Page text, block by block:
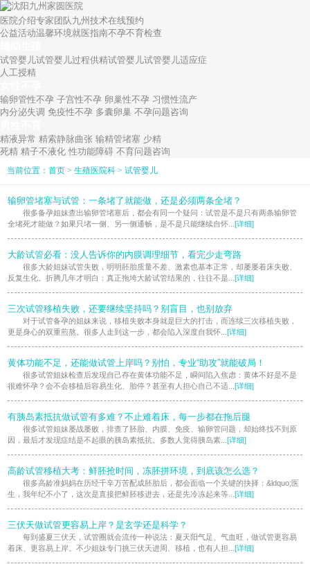
关于九州
医院介绍专家团队九州技术在线预约
公益活动温馨环境就医指南不孕不育检查
试管婴儿试管婴儿过程供精试管婴儿试管婴儿适应症
人工授精
输卵管性不孕 子宫性不孕 卵巢性不孕 习惯性流产
内分泌失调 免疫性不孕 多囊卵巢 不孕问题咨询
精液异常 精索静脉曲张 输精管堵塞 少精
死精 精子不液化 性功能障碍 不育问题咨询
当前位置： 首页> 生殖医院科> 试管婴儿
输卵管堵塞与试管：一条堵了就能做，还是必须两条全堵？
很多备孕姐妹查出输卵管堵塞后，都会有同一个疑问：试管是不是只有两条输卵管
全堵死才能做？如果只堵一侧、另一侧通畅，是不是只能继续自怀... [详细]
大龄试管必看：没人告诉你的内膜调理细节，看完少走弯路
很多大龄姐妹试管失败，明明胚胎质量不差、激素也基本正常，却屡屡着床失败、
反复生化。折腾几年才明白：真正拖垮大龄试管结果的，往往不是... [详细]
三次试管移植失败，还要继续坚持吗？别盲目，也别放弃
对于试管备孕的姐妹来说，移植失败本身就是巨大的打击，而连续三次移植失败，
更是身心的双重煎熬。很多人走到这一步，都会陷入深度自我怀... [详细]
黄体功能不足，还能做试管上岸吗？别怕，专业“助攻”就能破局！
很多试管姐妹检查后发现自己存在黄体功能不足，瞬间陷入焦虑：黄体不好是不是
很难怀孕？会不会移植后容易生化、胎停？甚至有人担心自己不适... [详细]
有胰岛素抵抗做试管有多难？不止难着床，每一步都在拖后腿
很多试管姐妹屡战屡败，排查了胚胎、内膜、免疫、输卵管问题，却始终找不到原
因，最后才发现症结是不起眼的胰岛素抵抗。多数人觉得胰岛素... [详细]
高龄试管移植大考：鲜胚抢时间，冻胚拼环境，到底该怎么选？
很多高龄准妈妈在历经千辛万苦配成胚胎后，都会面临一个关键的抉择：&ldquo;医
生，我年纪不小了，这次是直接把鲜胚移进去，还是先冷冻起来等... [详细]
三伏天做试管更容易上岸？是玄学还是科学？
每到盛夏三伏天，试管圈就会流传一种说法：夏天阳气足、气血旺，做试管更容易
着床、更容易上岸。不少姐妹专门挑三伏天进周、移植，也有人担... [详细]